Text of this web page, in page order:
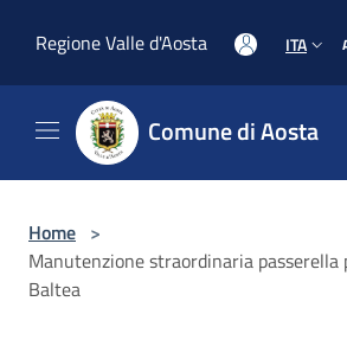
Regione Valle d'Aosta
ITA
Comune di Aosta
Home >
Manutenzione straordinaria passerella
Baltea